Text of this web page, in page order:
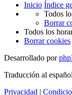
Inicio Índice
Todos
Borrar
Todos los
Borrar cookies
Desarrollado por
Traducción al
Privacidad |